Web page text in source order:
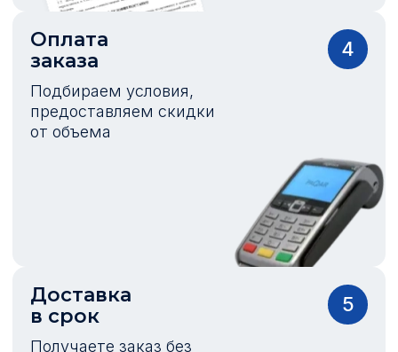
Оплата
заказа
Подбираем условия,
предоставляем скидки
от объема
4
Доставка
в срок
Получаете заказ без
5